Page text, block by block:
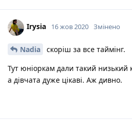
Irysia 16 жов 2020 Змінено
Nadia
скоріш за все таймінг.
Тут юніоркам дали такий низький
а дівчата дуже цікаві. Аж дивно.